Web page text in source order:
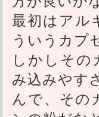
最初はアル
ういうカプ
しかしそ
み込みやす
んで、その